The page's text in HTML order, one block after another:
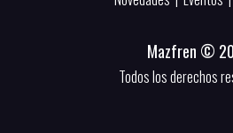
Mazfren ©
Todos los derechos